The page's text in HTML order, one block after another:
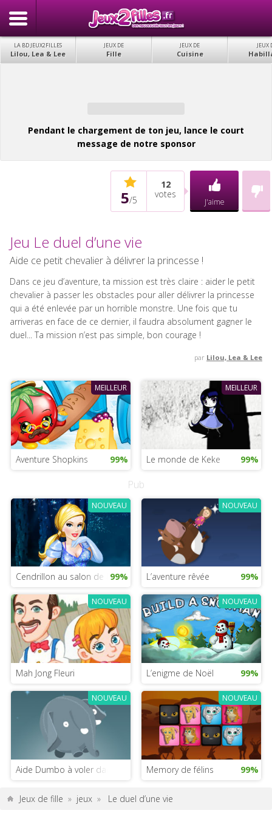
LA BD JEUX2FILLES
Lilou, Lea & Lee
JEUX DE
Fille
JEUX DE
Cuisine
JEUX
Pendant le chargement de ton jeu, lance le court
message de notre sponsor
5/5
12
votes
J'aime
Jeu Le duel d’une vie
Aide ce petit chevalier à délivrer la princesse !
Dans ce jeu d’aventure, ta mission est très claire : aider le petit
chevalier à passer les obstacles pour aller délivrer la princesse
qui a été enlevée par un horrible monstre. Une fois que tu
arriveras en face de ce dernier, il faudra absolument gagner le
duel... Ta mission n’est pas simple, bon courage !
par Lilou, Lea & Lee
MEILLEUR
Aventure Shopkins 99%
MEILLEUR
Le monde de Keke 99%
Pub
NOUVEAU
Cendrillon au salon de beauté
99%
NOUVEAU
L’aventure rêvée 99%
NOUVEAU
Mah Jong Fleuri
NOUVEAU
L’enigme de Noël 99%
NOUVEAU
Aide Dumbo à voler dans ce jeu Disney
NOUVEAU
Memory de félins 99%
Jeux de fille » jeux » Le duel d’une vie